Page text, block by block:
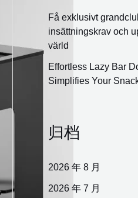
Få exklusivt
insättningskrav och
värld
Effortless Lazy Bar
Simplifies Your
归档
2026 年 8 月
2026 年 7 月